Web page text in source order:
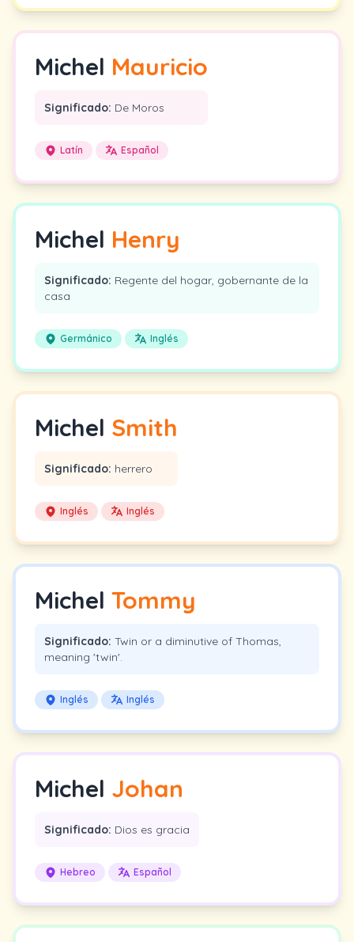
Michel Mauricio
Significado: De Moros
Latín Español
Michel Henry
Significado: Regente del hogar, gobernante de la
casa
Germánico Inglés
Michel Smith
Significado: herrero
Inglés Inglés
Michel Tommy
Significado: Twin or a diminutive of Thomas,
meaning 'twin'.
Inglés Inglés
Michel Johan
Significado: Dios es gracia
Hebreo Español